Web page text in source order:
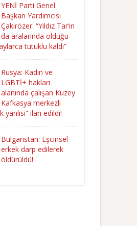
YENİ Parti Genel
Başkan Yardımcısı
Çakırözer: “Yıldız Tar’ın
da aralarında olduğu
tutuklu kaldı”
Rusya: Kadın ve
LGBTİ+ hakları
alanında çalışan Kuzey
Kafkasya merkezli
yanlısı” ilan edildi!
Bulgaristan: Eşcinsel
erkek darp edilerek
öldürüldü!